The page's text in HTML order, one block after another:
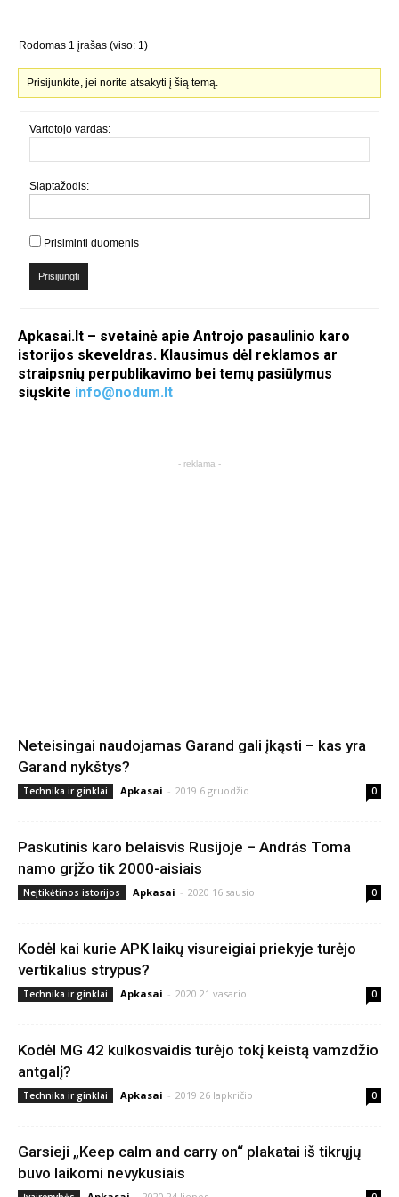
Rodomas 1 įrašas (viso: 1)
Prisijunkite, jei norite atsakyti į šią temą.
Vartotojo vardas:
Slaptažodis:
Prisiminti duomenis
Prisijungti
Apkasai.lt – svetainė apie Antrojo pasaulinio karo
istorijos skeveldras. Klausimus dėl reklamos ar
straipsnių perpublikavimo bei temų pasiūlymus
siųskite info@nodum.lt
- reklama -
Neteisingai naudojamas Garand gali įkąsti – kas yra
Garand nykštys?
Technika ir ginklai Apkasai - 2019 6 gruodžio 0
Paskutinis karo belaisvis Rusijoje – András Toma
namo grįžo tik 2000-aisiais
Neįtikėtinos istorijos Apkasai - 2020 16 sausio 0
Kodėl kai kurie APK laikų visureigiai priekyje turėjo
vertikalius strypus?
Technika ir ginklai Apkasai - 2020 21 vasario 0
Kodėl MG 42 kulkosvaidis turėjo tokį keistą vamzdžio
antgalį?
Technika ir ginklai Apkasai - 2019 26 lapkričio 0
Garsieji „Keep calm and carry on“ plakatai iš tikrųjų
buvo laikomi nevykusiais